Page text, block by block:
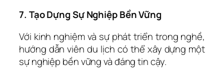
7. Tạo Dựng Sự Nghiệp Bền Vững
Với kinh nghiệm và sự phát triển trong nghề,
hướng dẫn viên du lịch có thể xây dựng một
sự nghiệp bền vững và đáng tin cậy.